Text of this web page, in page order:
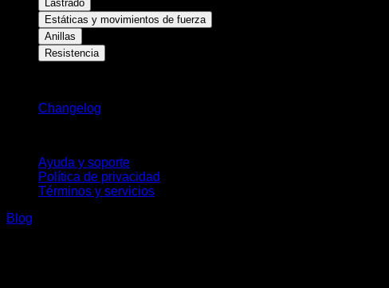
Lastrado
Estáticas y movimientos de fuerza
Anillas
Resistencia
Changelog
Ayuda y soporte
Política de privacidad
Términos y servicios
Blog